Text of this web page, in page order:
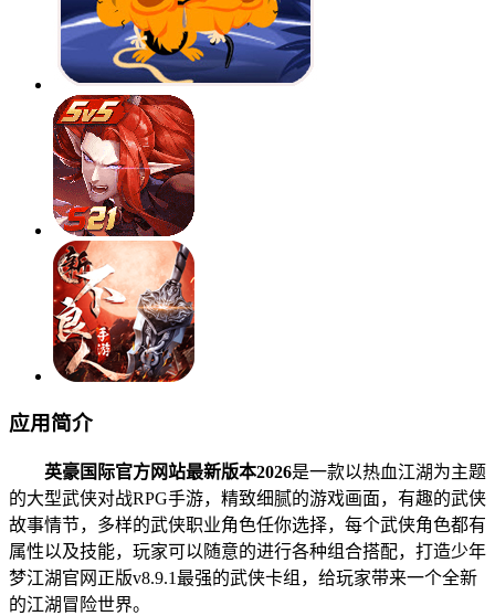
应用简介
英豪国际官方网站最新版本2026是一款以热血江湖为主题
的大型武侠对战RPG手游，精致细腻的游戏画面，有趣的武侠
故事情节，多样的武侠职业角色任你选择，每个武侠角色都有
属性以及技能，玩家可以随意的进行各种组合搭配，打造少年
梦江湖官网正版v8.9.1最强的武侠卡组，给玩家带来一个全新
的江湖冒险世界。